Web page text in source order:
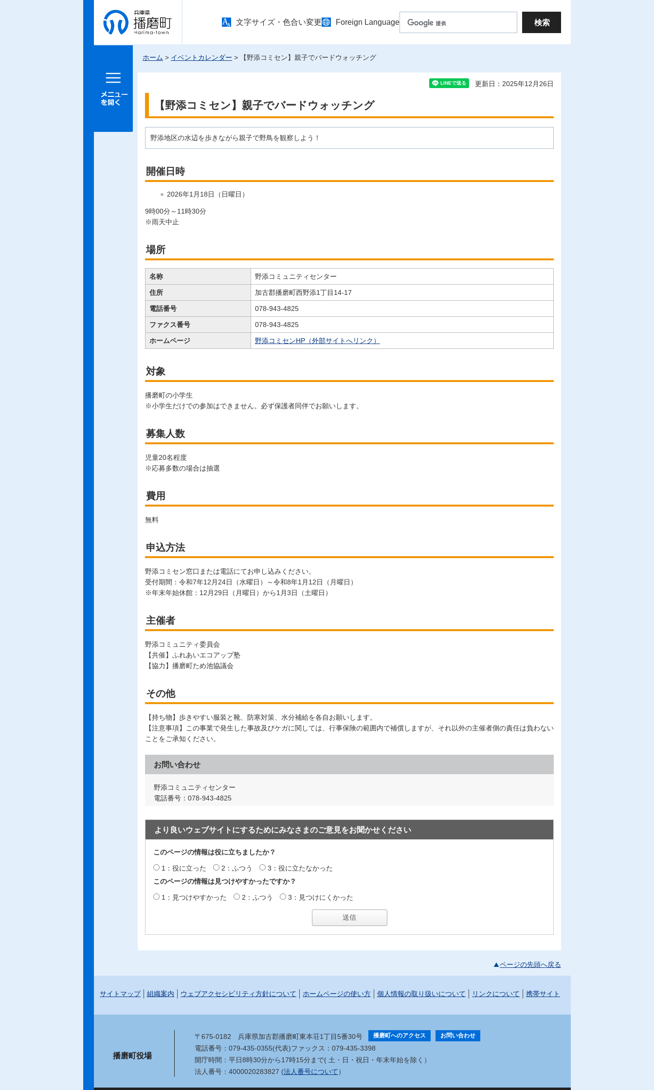
兵庫県 播
磨町
文字サイズ・色合い変更 Foreign Language
メニュー
ホーム > イベントカレンダー > 【野添コミセン】親子でバードウォッチング
更新日：2025年12月26日
【野添コミセン】親子でバードウォッチング
野添地区の水辺を歩きながら親子で野鳥を観察しよう！
開催日時
2026年1月18日（日曜日）
9時00分～11時30分
※雨天中止
場所
名称 野添コミュニティセンター
住所 加古郡播磨町西野添1丁目14-17
電話番号 078-943-4825
ファクス番号 078-943-4825
ホームページ 野添コミセンHP（外部サイトへリンク）
対象
播磨町の小学生
※小学生だけでの参加はできません。必ず保護者同伴でお願いします。
募集人数
児童20名程度
※応募多数の場合は抽選
費用
無料
申込方法
野添コミセン窓口または電話にてお申し込みください。
受付期間：令和7年12月24日（水曜日）～令和8年1月12日（月曜日）
※年末年始休館：12月29日（月曜日）から1月3日（土曜日）
主催者
野添コミュニティ委員会
【共催】ふれあいエコアップ塾
【協力】播磨町ため池協議会
その他
【持ち物】歩きやすい服装と靴、防寒対策、水分補給を各自お願いします。
【注意事項】この事業で発生した事故及びケガに関しては、行事保険の範囲内で補償しますが、それ以外の主催者側の責任は負わない
ことをご承知ください。
お問い合わせ
野添コミュニティセンター
電話番号：078-943-4825
より良いウェブサイトにするためにみなさまのご意見をお聞かせください
このページの情報は役に立ちましたか？
1：役に立った 2：ふつう
3：役に立たなかった
このページの情報は見つけやすかったですか？
1：見つけやすかった 2：ふつう 3：見つけにくかった
ページの先頭へ戻る
サイトマップ 組織案内 ウェブアクセシビリティ方針について ホームページの使い方 個人情報の取り扱いについて リンクについて 携帯サイト
播磨町役場
〒675-0182 兵庫県加古郡播磨町東本荘1丁目5番30号 播磨町へのアクセス お問い合わせ
電話番号：079-435-0355(代表)ファックス：079-435-3398
開庁時間：平日8時30分から17時15分まで( 土・日・祝日・年末年始を除く）
法人番号：4000020283827 (法人番号について ）